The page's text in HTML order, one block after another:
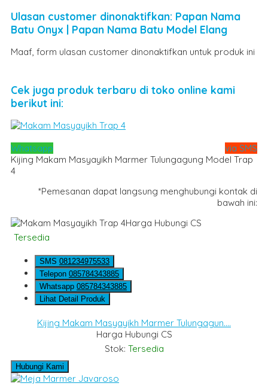
Ulasan customer dinonaktifkan: Papan Nama
Batu Onyx | Papan Nama Batu Model Elang
Maaf, form ulasan customer dinonaktifkan untuk produk ini
Cek juga produk terbaru di toko online kami
berikut ini:
Whatsapp
via SMS
Kijing Makam Masyayikh Marmer Tulungagung Model Trap
4
*Pemesanan dapat langsung menghubungi kontak di
bawah ini:
Harga Hubungi CS
Tersedia
SMS 081234975533
Telepon 085784343885
Whatsapp 085784343885
Lihat Detail Produk
Kijing Makam Masyayikh Marmer Tulungagun....
Harga Hubungi CS
Stok: Tersedia
Hubungi Kami